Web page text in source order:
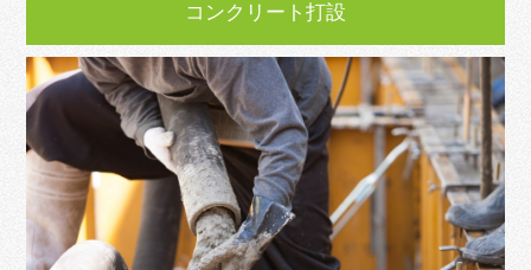
コンクリート打設